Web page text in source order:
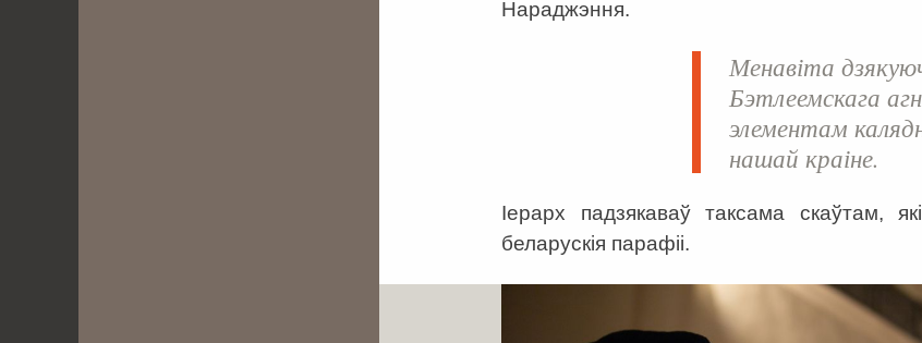
Нараджэння.
Менавіта
Бэтлеемскага
элементам
нашай краіне.
Іерарх падзякаваў таксама скаўтам,
беларускія парафіі.